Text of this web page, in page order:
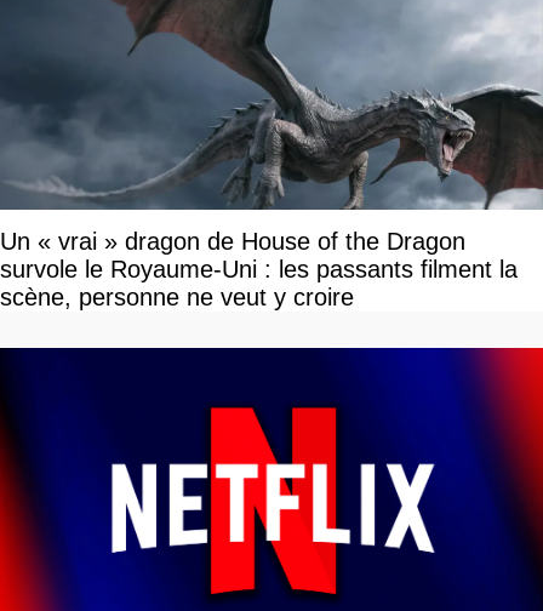
Un « vrai » dragon de House of the Dragon
survole le Royaume-Uni : les passants filment la
scène, personne ne veut y croire